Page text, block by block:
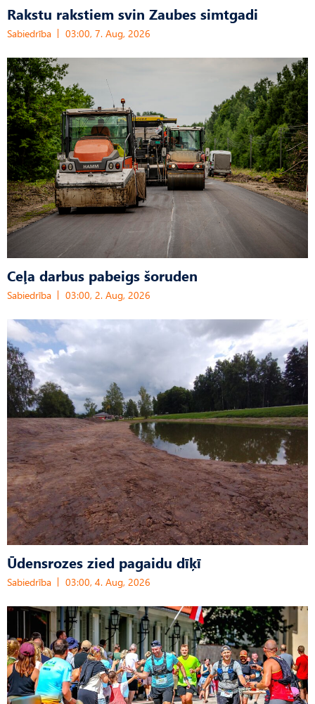
Rakstu rakstiem svin Zaubes simtgadi
Sabiedrība 03:00, 7. Aug, 2026
Ceļa darbus pabeigs šoruden
Sabiedrība 03:00, 2. Aug, 2026
Ūdensrozes zied pagaidu dīķī
Sabiedrība 03:00, 4. Aug, 2026